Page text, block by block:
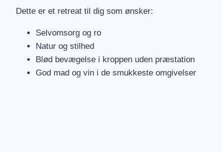
Dette er et retreat til dig som ønsker:
Selvomsorg og ro
Natur og stilhed
Blød bevægelse i kroppen uden præstation
God mad og vin i de smukkeste omgivelser